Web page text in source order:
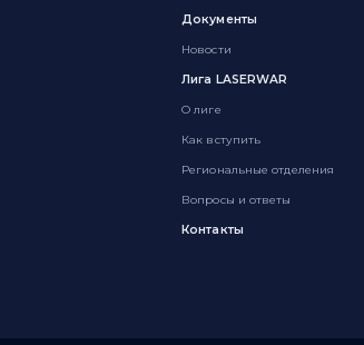
Документы
Новости
Лига LASERWAR
О лиге
Как вступить
Региональные отделения
Вопросы и ответы
Контакты